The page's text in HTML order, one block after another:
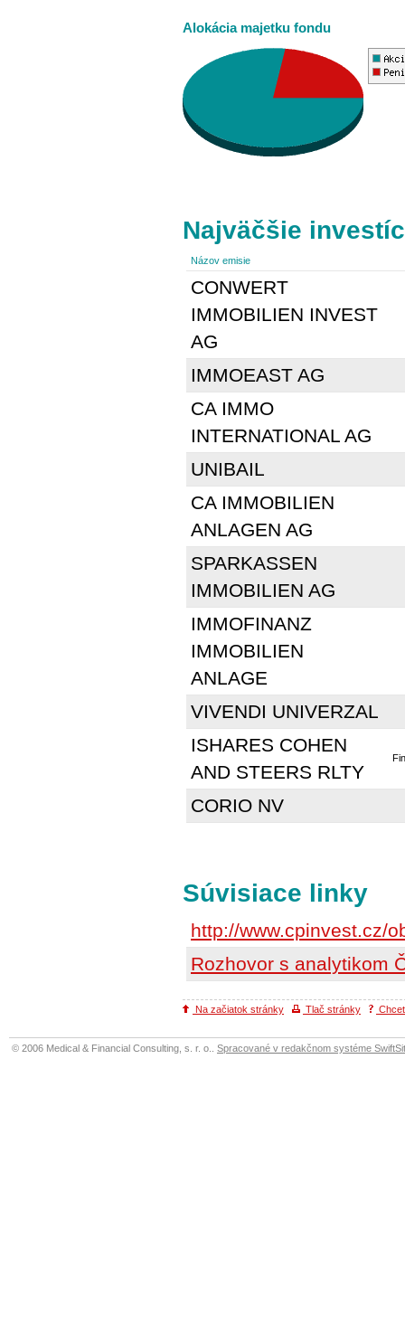
Alokácia majetku fondu
Najväčšie
Názov emisie
CONWERT
IMMOBILIEN INVEST
AG
IMMOEAST AG
CA IMMO
INTERNATIONAL AG
UNIBAIL
CA IMMOBILIEN
ANLAGEN AG
SPARKASSEN
IMMOBILIEN AG
IMMOFINANZ
IMMOBILIEN
ANLAGE
VIVENDI UNIVERZAL
ISHARES COHEN
AND STEERS RLTY
CORIO NV
Súvisiace linky
http://www.cpinvest.cz/
Rozhovor s analytikom
Na začiatok stránky Tlač stránky
© 2006 Medical & Financial Consulting, s. r. o.. Spracované v redakčnom systéme